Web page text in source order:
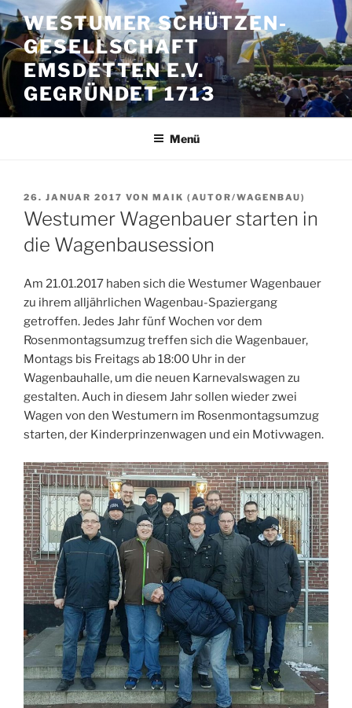
Zum
Inhalt
springen
WESTUMER SCHÜTZEN-
GESELLSCHAFT
EMSDETTEN E.V.
GEGRÜNDET 1713
Menü
VERÖFFENTLICHT
AM
26. JANUAR 2017 VON MAIK (AUTOR/WAGENBAU)
Westumer Wagenbauer starten in
die Wagenbausession
Am 21.01.2017 haben sich die Westumer Wagenbauer
zu ihrem alljährlichen Wagenbau-Spaziergang
getroffen. Jedes Jahr fünf Wochen vor dem
Rosenmontagsumzug treffen sich die Wagenbauer,
Montags bis Freitags ab 18:00 Uhr in der
Wagenbauhalle, um die neuen Karnevalswagen zu
gestalten. Auch in diesem Jahr sollen wieder zwei
Wagen von den Westumern im Rosenmontagsumzug
starten, der Kinderprinzenwagen und ein Motivwagen.